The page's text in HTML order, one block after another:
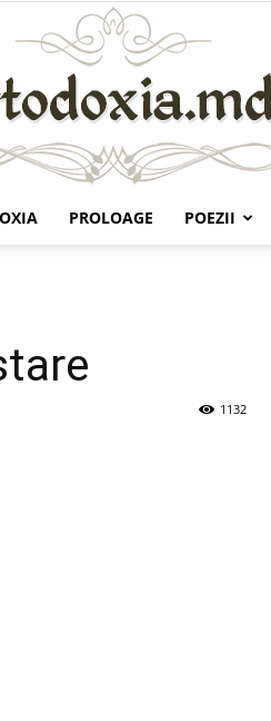
PROLOAGE POEZII
1132